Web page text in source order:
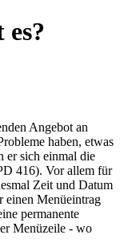
Angebot an
haben, etwas
er sich einmal die
416). Vor allem für
Zeit und Datum
einen Menüeintrag
permanente
Menüzeile - wo